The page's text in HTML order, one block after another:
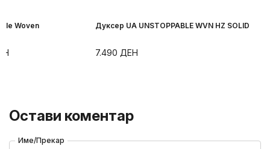
Woven Дуксер UA UNSTOPPABLE WVN HZ SOLID
7.490 ДЕН
Остави коментар
Име/Прекар